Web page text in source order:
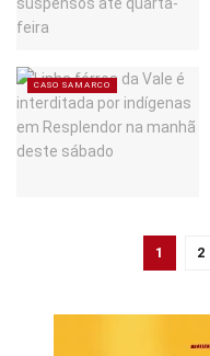
CASO SAMARCO
1 2